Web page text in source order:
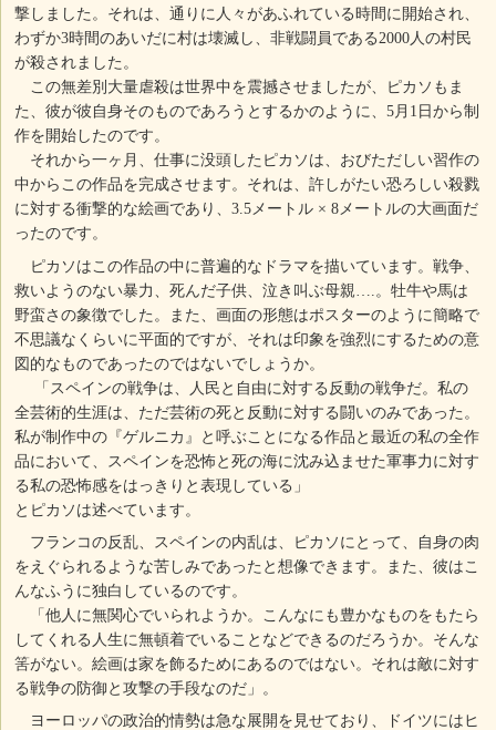
撃しました。それは、通りに人々があふれている時間に開始され、
わずか3時間のあいだに村は壊滅し、非戦闘員である2000人の村民
が殺されました。
この無差別大量虐殺は世界中を震撼させましたが、ピカソもま
た、彼が彼自身そのものであろうとするかのように、5月1日から制
作を開始したのです。
それから一ヶ月、仕事に没頭したピカソは、おびただしい習作の
中からこの作品を完成させます。それは、許しがたい恐ろしい殺戮
に対する衝撃的な絵画であり、3.5メートル × 8メートルの大画面だ
ったのです。
ピカソはこの作品の中に普遍的なドラマを描いています。戦争、
救いようのない暴力、死んだ子供、泣き叫ぶ母親….。牡牛や馬は
野蛮さの象徴でした。また、画面の形態はポスターのように簡略で
不思議なくらいに平面的ですが、それは印象を強烈にするための意
図的なものであったのではないでしょうか。
「スペインの戦争は、人民と自由に対する反動の戦争だ。私の
全芸術的生涯は、ただ芸術の死と反動に対する闘いのみであった。
私が制作中の『ゲルニカ』と呼ぶことになる作品と最近の私の全作
品において、スペインを恐怖と死の海に沈み込ませた軍事力に対す
る私の恐怖感をはっきりと表現している」
とピカソは述べています。
フランコの反乱、スペインの内乱は、ピカソにとって、自身の肉
をえぐられるような苦しみであったと想像できます。また、彼はこ
んなふうに独白しているのです。
「他人に無関心でいられようか。こんなにも豊かなものをもたら
してくれる人生に無頓着でいることなどできるのだろうか。そんな
筈がない。絵画は家を飾るためにあるのではない。それは敵に対す
る戦争の防御と攻撃の手段なのだ」。
ヨーロッパの政治的情勢は急な展開を見せており、ドイツにはヒ